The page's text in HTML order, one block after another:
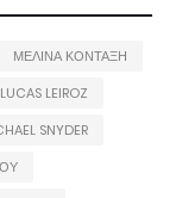
ΜΕΛΙΝΑ ΚΟΝΤΑΞΗ
LUCAS LEIROZ
SNYDER